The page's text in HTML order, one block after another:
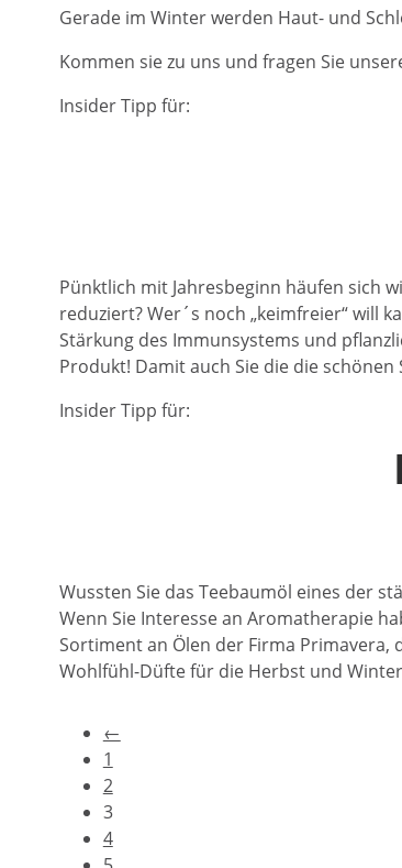
Gerade im Winter werden Haut- und
Kommen sie zu uns und fragen Sie
Insider Tipp für:
Pünktlich mit Jahresbeginn häufen sich
reduziert? Wer´s noch „keimfreier“ will
Stärkung des Immunsystems und
Produkt! Damit auch Sie die die
Insider Tipp für:
Wussten Sie das Teebaumöl eines der
Wenn Sie Interesse an Aromatherapie
Sortiment an Ölen der Firma
Wohlfühl-Düfte für die Herbst und
←
1
2
3
4